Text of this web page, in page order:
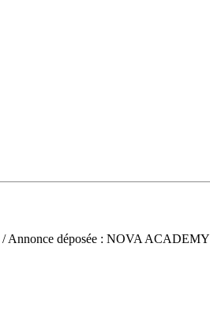
/ Annonce déposée : NOVA ACADEMY